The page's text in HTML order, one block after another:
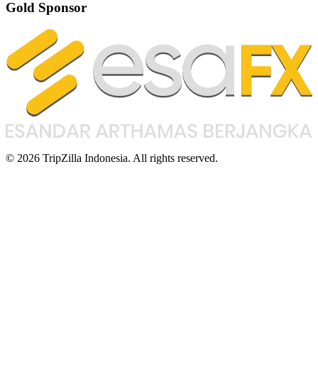
Gold Sponsor
© 2026 TripZilla Indonesia. All rights reserved.